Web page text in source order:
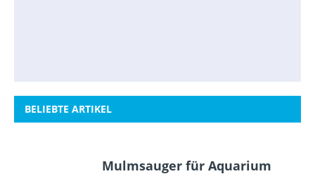
BELIEBTE ARTIKEL
Mulmsauger für Aquarium